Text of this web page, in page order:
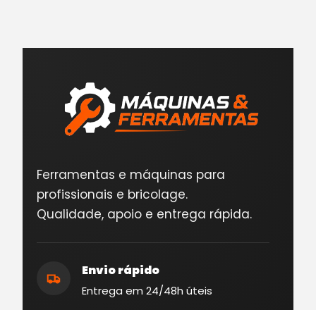
Ferramentas e máquinas para
profissionais e bricolage.
Qualidade, apoio e entrega rápida.
Envio rápido
Entrega em 24/48h úteis